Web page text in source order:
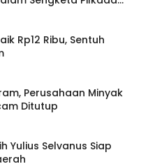
Rp12 Ribu, Sentuh
Perusahaan Minyak
Ditutup
Yulius Selvanus Siap